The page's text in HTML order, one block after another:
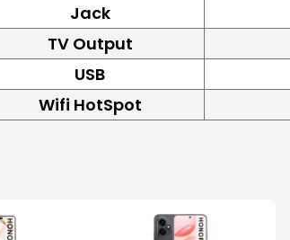
Jack
TV Output
USB
Wifi HotSpot